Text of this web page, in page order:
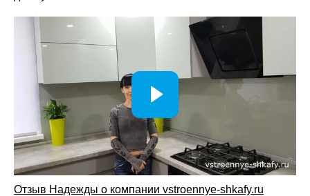
Отзыв Надежды о компании vstroennye-shkafy.ru